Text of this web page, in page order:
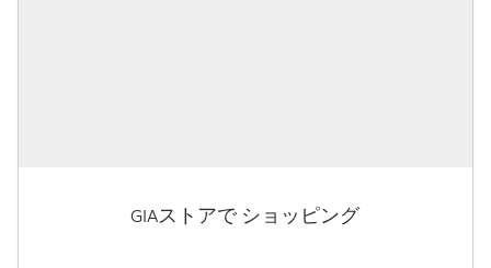
GIAストアで ショッピング